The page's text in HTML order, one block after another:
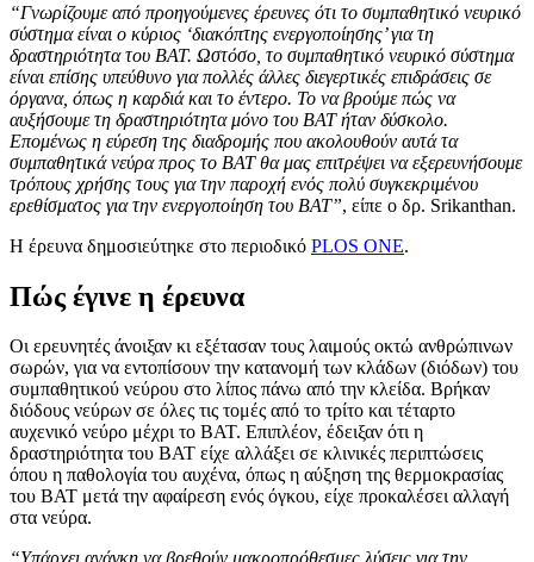
“Γνωρίζουμε από προηγούμενες έρευνες ότι το συμπαθητικό νευρικό
σύστημα είναι ο κύριος ‘διακόπτης ενεργοποίησης’ για τη
δραστηριότητα του ΒΑΤ. Ωστόσο, το συμπαθητικό νευρικό σύστημα
είναι επίσης υπεύθυνο για πολλές άλλες διεγερτικές επιδράσεις σε
όργανα, όπως η καρδιά και το έντερο. Το να βρούμε πώς να
αυξήσουμε τη δραστηριότητα μόνο του ΒΑΤ ήταν δύσκολο.
Επομένως η εύρεση της διαδρομής που ακολουθούν αυτά τα
συμπαθητικά νεύρα προς το ΒΑΤ θα μας επιτρέψει να εξερευνήσουμε
τρόπους χρήσης τους για την παροχή ενός πολύ συγκεκριμένου
ερεθίσματος για την ενεργοποίηση του ΒΑΤ”, είπε ο δρ. Srikanthan.
Η έρευνα δημοσιεύτηκε στο περιοδικό PLOS ONE.
Πώς έγινε η έρευνα
Οι ερευνητές άνοιξαν κι εξέτασαν τους λαιμούς οκτώ ανθρώπινων
σωρών, για να εντοπίσουν την κατανομή των κλάδων (διόδων) του
συμπαθητικού νεύρου στο λίπος πάνω από την κλείδα. Βρήκαν
διόδους νεύρων σε όλες τις τομές από το τρίτο και τέταρτο
αυχενικό νεύρο μέχρι το BAT. Επιπλέον, έδειξαν ότι η
δραστηριότητα του ΒΑΤ είχε αλλάξει σε κλινικές περιπτώσεις
όπου η παθολογία του αυχένα, όπως η αύξηση της θερμοκρασίας
του ΒΑΤ μετά την αφαίρεση ενός όγκου, είχε προκαλέσει αλλαγή
στα νεύρα.